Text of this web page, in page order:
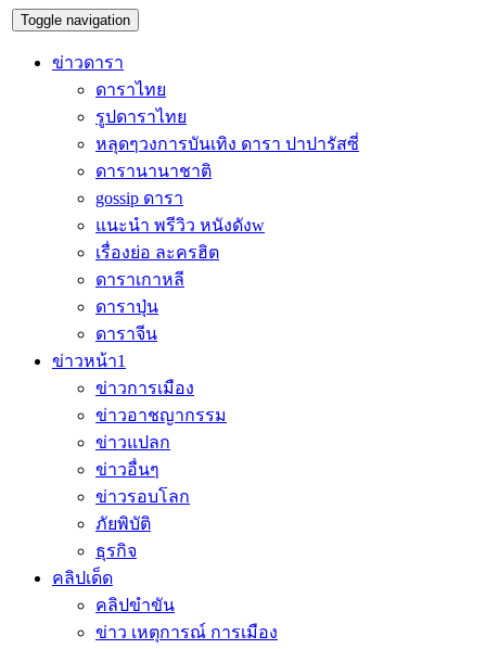
Toggle navigation
ข่าวดารา
ดาราไทย
รูปดาราไทย
หลุดๆวงการบันเทิง ดารา ปาปารัสซี่
ดารานานาชาติ
gossip ดารา
แนะนำ พรีวิว หนังดังw
เรื่องย่อ ละครฮิต
ดาราเกาหลี
ดาราปุ่น
ดาราจีน
ข่าวหน้า1
ข่าวการเมือง
ข่าวอาชญากรรม
ข่าวแปลก
ข่าวอื่นๆ
ข่าวรอบโลก
ภัยพิบัติ
ธุรกิจ
คลิปเด็ด
คลิปขำขัน
ข่าว เหตุการณ์ การเมือง